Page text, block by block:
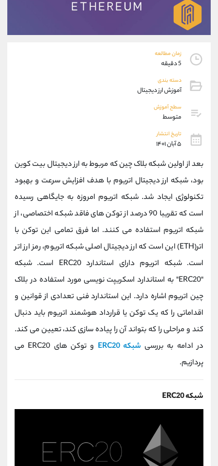
زمان مطالعه
5 دقیقه
دسته بندی
آموزش ارز دیجیتال
سطح آموزش
متوسط
تاریخ انتشار
۵ آبان ۱۴۰۱
بعد از اولین شبکه بلاک چین که مربوط به ارز دیجیتال بیت کوین
بود، شبکه ارز دیجیتال اتریوم با هدف افزایش سرعت و بهبود
تکنولوژی ایجاد شد. شبکه اتریوم امروزه به جایگاهی رسیده
است که تقریبا 90 درصد از توکن های فاقد شبکه اختصاصی، از
شبکه اتریوم استفاده می کنند. اما فرق تمامی این توکن با
اتر(ETH) این است که ارز دیجیتال اصلی شبکه اتریوم، رمز ارز اتر
است. شبکه اتریوم دارای استاندارد ERC20 است. شبکه
"ERC20" به استاندارد اسکریپت نویسی مورد استفاده در بلاک
چین اتریوم اشاره دارد. این استاندارد فنی تعدادی از قوانین و
اقداماتی را که یک توکن یا قرارداد هوشمند اتریوم باید دنبال
کند و مراحلی را که بتواند آن را پیاده سازی کند، تعیین می کند.
در ادامه به بررسی شبکه ERC20
و توکن های ERC20 می
پردازیم.
شبکه ERC20
واتساپ
تلگرام
پشتیبان فروش
موبایل
واتساپ
داخلی
اطلاعات تماس (دفتر فروش)
021-22021030
بدون پیش شماره 90001030
اینستاگرام @alireza.mehrabii
کانال تلگرام @alirezamehrabi_com